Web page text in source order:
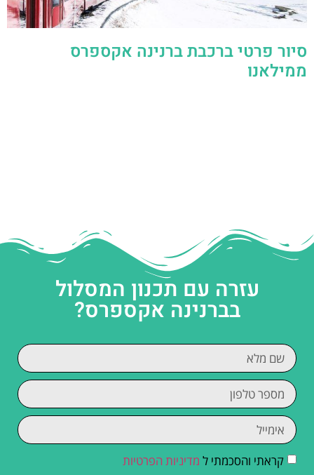
סיור פרטי ברכבת ברנינה אקספרס
ממילאנו
עזרה עם תכנון המסלול
בברנינה אקספרס?
קראתי והסכמתי ל מדיניות הפרטיות